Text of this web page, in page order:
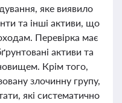
яке виявило
та інші активи, що
Перевірка має
активи та
Крім того,
злочинну групу,
які систематично